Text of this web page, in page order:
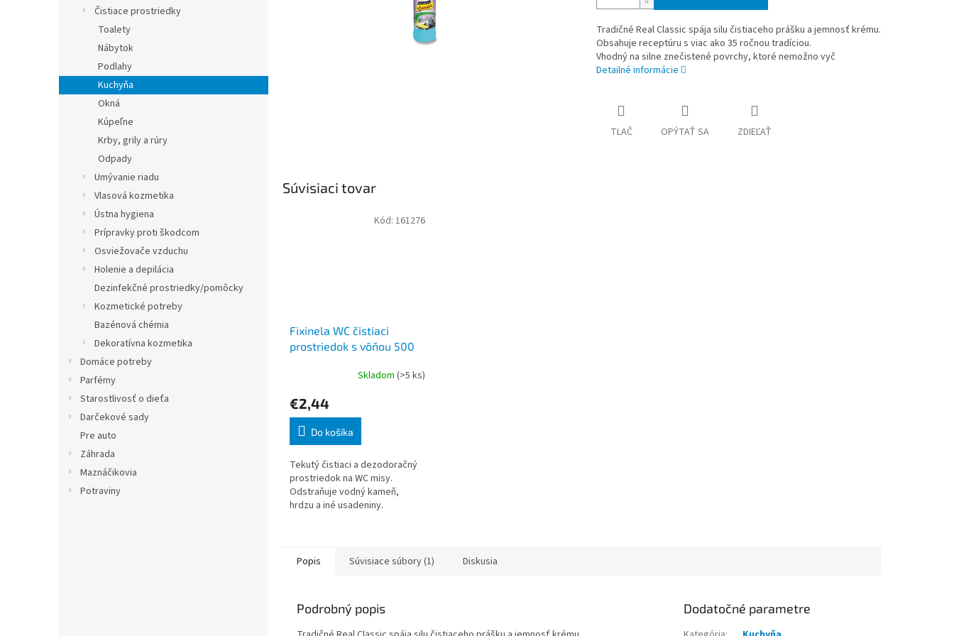
Čistiace prostriedky
Toalety
Nábytok
Podlahy
Kuchyňa
Okná
Kúpeľne
Krby, grily a rúry
Odpady
Umývanie riadu
Vlasová kozmetika
Ústna hygiena
Prípravky proti škodcom
Osviežovače vzduchu
Holenie a depilácia
Dezinfekčné prostriedky/pomôcky
Kozmetické potreby
Bazénová chémia
Dekoratívna kozmetika
Domáce potreby
Parfémy
Starostlivosť o dieťa
Darčekové sady
Pre auto
Záhrada
Maznáčikovia
Potraviny
Tradičné Real Classic spája silu čistiaceho prášku a jemnosť krému.
Obsahuje receptúru s viac ako 35 ročnou tradíciou.
Vhodný na silne znečistené povrchy, ktoré nemožno vyč
Detailné informácie
TLAČ OPÝTAŤ SA ZDIEĽAŤ
Súvisiaci tovar
Fixinela WC čistiaci
prostriedok s vôňou 500
Skladom (>5 ks)
€2,44
Do košíka
Tekutý čistiaci a dezodoračný
prostriedok na WC misy.
Odstraňuje vodný kameň,
hrdzu a iné usadeniny.
Kód: 161276
Popis Súvisiace súbory (1) Diskusia
Podrobný popis Dodatočné parametre